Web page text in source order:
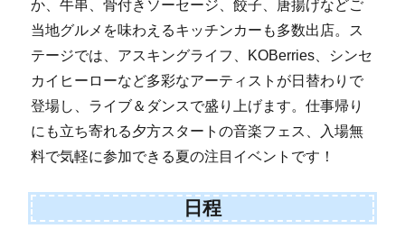
か、牛串、骨付きソーセージ、餃子、唐揚げなどご
当地グルメを味わえるキッチンカーも多数出店。ス
テージでは、アスキングライフ、KOBerries、シンセ
カイヒーローなど多彩なアーティストが日替わりで
登場し、ライブ＆ダンスで盛り上げます。仕事帰り
にも立ち寄れる夕方スタートの音楽フェス、入場無
料で気軽に参加できる夏の注目イベントです！
日程